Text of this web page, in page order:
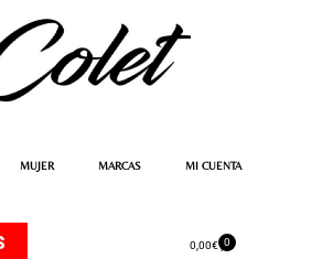
MUJER MARCAS MI CUENTA
0,00€ 0
Carrito